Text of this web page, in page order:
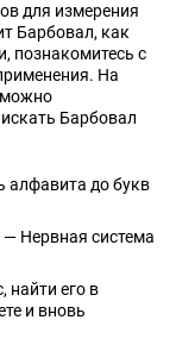
для измерения
Барбовал, как
познакомитесь с
На
можно
Барбовал
алфавита до букв
Нервная система
найти его в
и вновь